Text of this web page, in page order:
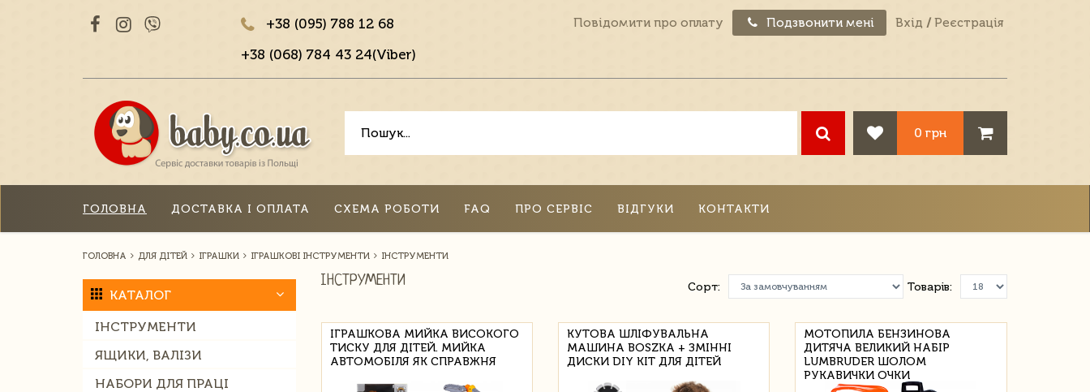
+38 (095) 788 12 68
+38 (068) 784 43 24(Viber)
Повідомити про оплату Подзвонити мені Вхід / Реєстрація
0 грн
ГОЛОВНА ДОСТАВКА І ОПЛАТА СХЕМА РОБОТИ FAQ ПРО СЕРВІС ВІДГУКИ КОНТАКТИ
ГОЛОВНА ДЛЯ ДІТЕЙ ІГРАШКИ ІГРАШКОВІ ІНСТРУМЕНТИ ІНСТРУМЕНТИ
КАТАЛОГ
ІНСТРУМЕНТИ
ЯЩИКИ, ВАЛІЗИ
НАБОРИ ДЛЯ ПРАЦІ
ІНСТРУМЕНТИ Товарів:
Сорт:
ІГРАШКОВА МИЙКА ВИСОКОГО
ТИСКУ ДЛЯ ДІТЕЙ. МИЙКА
АВТОМОБІЛЯ ЯК СПРАВЖНЯ
КУТОВА ШЛІФУВАЛЬНА
МАШИНА BOSZKA + ЗМІННІ
ДИСКИ DIY KIT ДЛЯ ДІТЕЙ
МОТОПИЛА БЕНЗИНОВА
ДИТЯЧА ВЕЛИКИЙ НАБІР
LUMBRUDER ШОЛОМ
РУКАВИЧКИ ОЧКИ